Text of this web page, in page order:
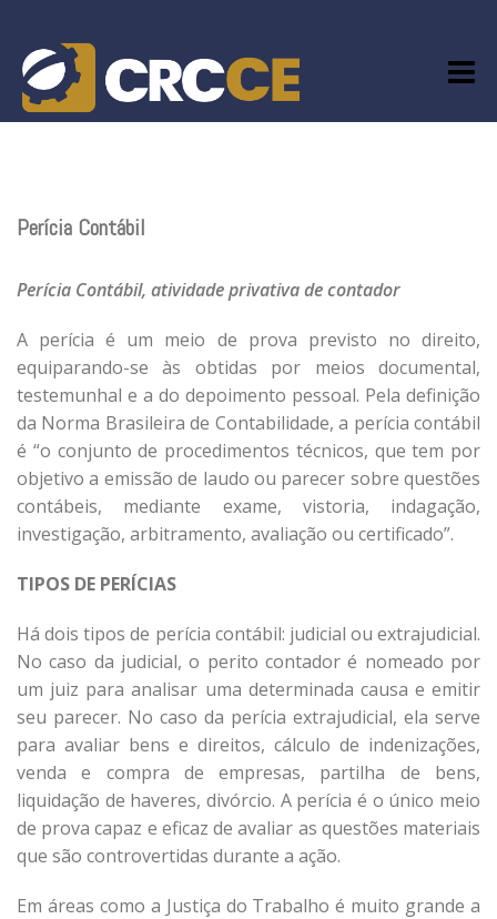
content
Perícia Contábil
Perícia Contábil, atividade privativa de contador
A perícia é um meio de prova previsto no direito,
equiparando-se às obtidas por meios documental,
testemunhal e a do depoimento pessoal. Pela definição
da Norma Brasileira de Contabilidade, a perícia contábil
é “o conjunto de procedimentos técnicos, que tem por
objetivo a emissão de laudo ou parecer sobre questões
contábeis, mediante exame, vistoria, indagação,
investigação, arbitramento, avaliação ou certificado”.
TIPOS DE PERÍCIAS
Há dois tipos de perícia contábil: judicial ou extrajudicial.
No caso da judicial, o perito contador é nomeado por
um juiz para analisar uma determinada causa e emitir
seu parecer. No caso da perícia extrajudicial, ela serve
para avaliar bens e direitos, cálculo de indenizações,
venda e compra de empresas, partilha de bens,
liquidação de haveres, divórcio. A perícia é o único meio
de prova capaz e eficaz de avaliar as questões materiais
que são controvertidas durante a ação.
Em áreas como a Justiça do Trabalho é muito grande a